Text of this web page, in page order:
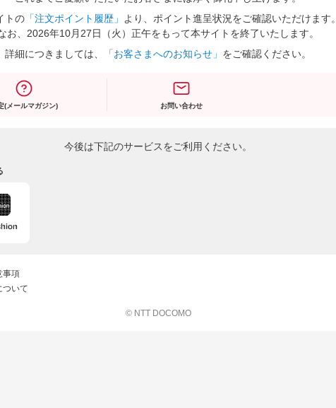
トの 「注文ポイント履歴」
より、ポイント進呈状況をご確認いただけます。
お、2026年10月27日（火）正午をもって本サイトを終了いたします。
詳細につきましては、
「お客さまへのお知らせ」 をご確認ください。
(メールマガジン) お問い合わせ
今後は下記のサービスをご利用ください。
事項
ついて
© NTT DOCOMO